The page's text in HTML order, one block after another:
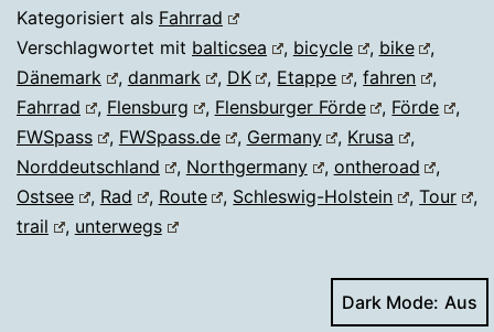
Kategorisiert als Fahrrad
Verschlagwortet mit balticsea , bicycle , bike
,
Dänemark
, danmark , DK , Etappe ,fahren
,
Fahrrad
, Flensburg , Flensburger Förde , Förde
,
FWSpass
, FWSpass.de , Germany , Krusa
,
Norddeutschland
, Northgermany , ontheroad
,
Ostsee
, Rad , Route , Schleswig-Holstein ,Tour
,
trail
, unterwegs
Dark Mode: